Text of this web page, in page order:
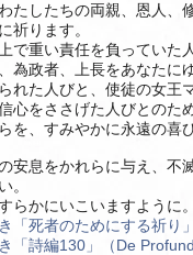
たしたちの両親、恩人、
祈ります。
で重い責任を負っていた
為政者、上長をあなたに
れた人びと、使徒の女王
心をささげた人びとのた
を、すみやかに永遠の喜
安息をかれらに与え、不
。
らかにいこいますように
「死者のためにする祈り」
「詩編130」（De